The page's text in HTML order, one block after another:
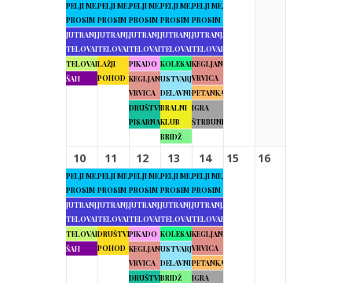
PELJI ME,
PROSIM
JUTRANJA
TELOVADBA
TELOVADBA
ŠAH
PELJI ME,
PROSIM
JUTRANJA
TELOVADBA
LAŽJI
POHOD
PELJI ME,
PROSIM
JUTRANJA
TELOVADBA
PIKADO
KEGLJANJE
VRVICA
DRUŠTVENA
PISARNA
PELJI ME,
PROSIM
JUTRANJA
TELOVADBA
KOLESARJENJE
USTVARJALNE
DELAVNICE
BRALNI
KLUB
BRIDŽ
PELJI ME,
PROSIM
JUTRANJA
TELOVADBA
KEGLJANJE
VRVICA
PETANKA
IGRA
ŠTRBUNK
10
PELJI ME,
PROSIM
JUTRANJA
TELOVADBA
TELOVADBA
ŠAH
11
PELJI ME,
PROSIM
JUTRANJA
TELOVADBA
DRUŠTVENI
POHOD
12
PELJI ME,
PROSIM
JUTRANJA
TELOVADBA
PIKADO
KEGLJANJE
VRVICA
DRUŠTVENA
13
PELJI ME,
PROSIM
JUTRANJA
TELOVADBA
KOLESARJENJE
USTVARJALNE
DELAVNICE
BRIDŽ
14
PELJI ME,
PROSIM
JUTRANJA
TELOVADBA
KEGLJANJE
VRVICA
PETANKA
IGRA
15 16